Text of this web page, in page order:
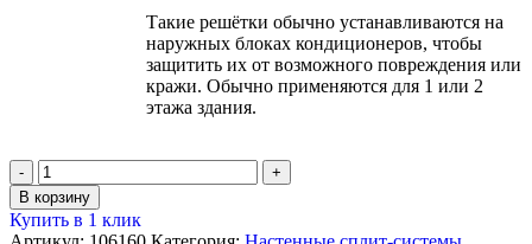
Такие решётки обычно устанавливаются на
наружных блоках кондиционеров, чтобы
защитить их от возможного повреждения или
кражи. Обычно применяются для 1 или 2
этажа здания.
Количество
товара
Кондиционер
настенный,
В корзину
Купить в 1 клик